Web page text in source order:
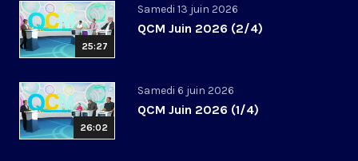
25:27
Samedi 13 juin 2026
QCM Juin 2026 (2/4)
26:02
Samedi 6 juin 2026
QCM Juin 2026 (1/4)